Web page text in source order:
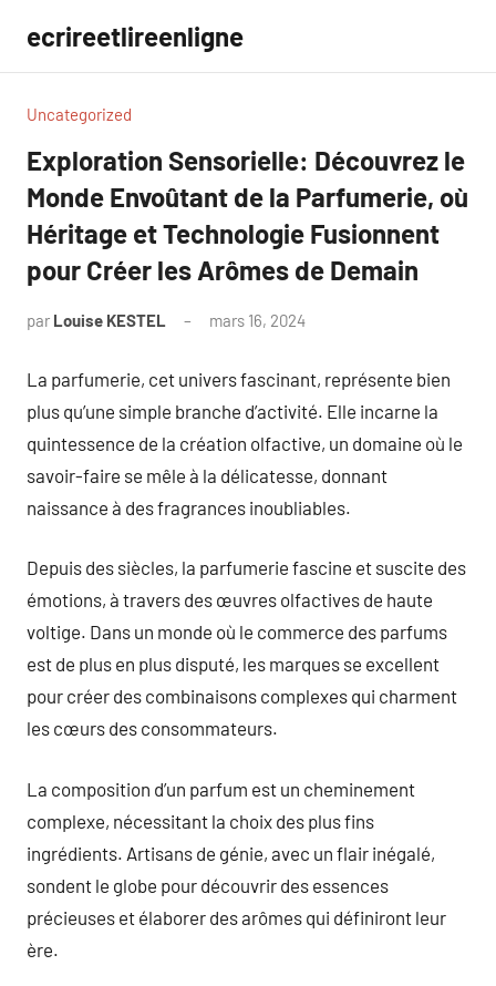
contenu
ecrireetlireenligne
Uncategorized
Exploration Sensorielle: Découvrez le
Monde Envoûtant de la Parfumerie, où
Héritage et Technologie Fusionnent
pour Créer les Arômes de Demain
par Louise KESTEL mars 16, 2024
La parfumerie, cet univers fascinant, représente bien
plus qu’une simple branche d’activité. Elle incarne la
quintessence de la création olfactive, un domaine où le
savoir-faire se mêle à la délicatesse, donnant
naissance à des fragrances inoubliables.
Depuis des siècles, la parfumerie fascine et suscite des
émotions, à travers des œuvres olfactives de haute
voltige. Dans un monde où le commerce des parfums
est de plus en plus disputé, les marques se excellent
pour créer des combinaisons complexes qui charment
les cœurs des consommateurs.
La composition d’un parfum est un cheminement
complexe, nécessitant la choix des plus fins
ingrédients. Artisans de génie, avec un flair inégalé,
sondent le globe pour découvrir des essences
précieuses et élaborer des arômes qui définiront leur
ère.